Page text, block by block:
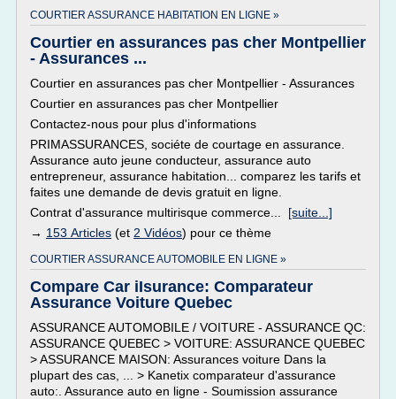
COURTIER ASSURANCE HABITATION EN LIGNE »
Courtier en assurances pas cher Montpellier
- Assurances ...
Courtier en assurances pas cher Montpellier - Assurances
Courtier en assurances pas cher Montpellier
Contactez-nous pour plus d'informations
PRIMASSURANCES, sociéte de courtage en assurance.
Assurance auto jeune conducteur, assurance auto
entrepreneur, assurance habitation... comparez les tarifs et
faites une demande de devis gratuit en ligne.
Contrat d'assurance multirisque commerce... [suite...]
→ 153 Articles (et 2 Vidéos) pour ce thème
COURTIER ASSURANCE AUTOMOBILE EN LIGNE »
Compare Car iIsurance: Comparateur
Assurance Voiture Quebec
ASSURANCE AUTOMOBILE / VOITURE - ASSURANCE QC:
ASSURANCE QUEBEC > VOITURE: ASSURANCE QUEBEC
> ASSURANCE MAISON: Assurances voiture Dans la
plupart des cas, ... > Kanetix comparateur d'assurance
auto:. Assurance auto en ligne - Soumission assurance